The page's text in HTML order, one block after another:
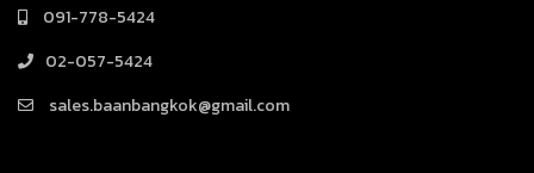
091-778-5424
02-057-5424
sales.baanbangkok@gmail.com